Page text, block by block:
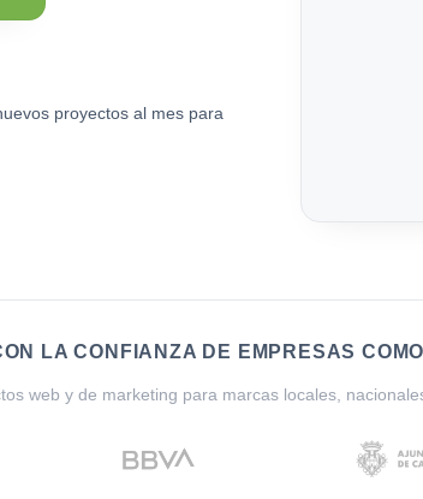
proyectos al mes para
LA CONFIANZA DE EMPRESAS
web y de marketing para marcas locales,